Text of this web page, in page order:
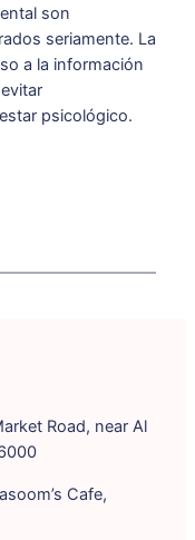
son
seriamente. La
a la información
psicológico.
Road, near Al
Cafe,